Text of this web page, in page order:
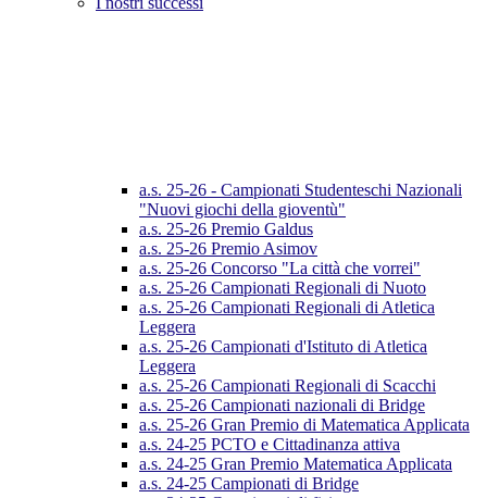
a.s. 25-26 - Campionati Studenteschi Nazionali
"Nuovi giochi della gioventù"
a.s. 25-26 Premio Galdus
a.s. 25-26 Premio Asimov
a.s. 25-26 Concorso "La città che vorrei"
a.s. 25-26 Campionati Regionali di Nuoto
a.s. 25-26 Campionati Regionali di Atletica
Leggera
a.s. 25-26 Campionati d'Istituto di Atletica
Leggera
a.s. 25-26 Campionati Regionali di Scacchi
a.s. 25-26 Campionati nazionali di Bridge
a.s. 25-26 Gran Premio di Matematica Applicata
a.s. 24-25 PCTO e Cittadinanza attiva
a.s. 24-25 Gran Premio Matematica Applicata
a.s. 24-25 Campionati di Bridge